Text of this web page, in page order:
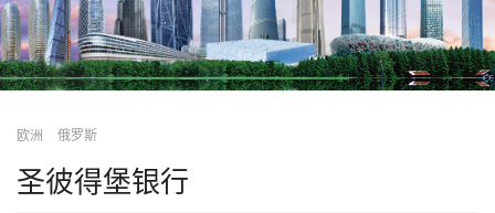
欧洲 俄罗斯
圣彼得堡银行